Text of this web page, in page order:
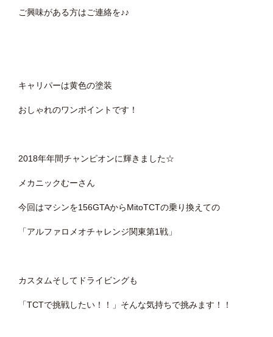
ご興味がある方はご連絡を♪♪
キャリパーは黄色の塗装
おしゃれのワンポイントです！
2018年年間チャンピオンに輝きました☆
メカニックむーさん
今回はマシンを156GTAからMitoTCTの乗り換えての
「アルファロメオチャレンジ関東第1戦」
カスタムそしてドライビングも
「TCTで挑戦したい！！」そんな気持ちで挑みます！！